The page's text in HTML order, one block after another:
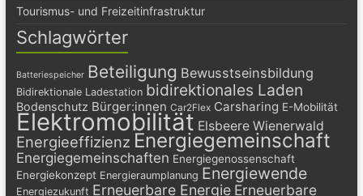
Tourismus- und Freizeitinfrastruktur
Schlagwörter
Batteriespeicher Beteiligung Bewusstseinsbildung
Bidirektionale Ladestation bidirektionales Laden
Bodenschutz Bürger:innen Car2Flex Carsharing E-Mobilität
Elektromobilität Elsbeere Wienerwald
Energieeffizienz Energiegemeinschaft
Energiegemeinschaften Energiegenossenschaft
Energiekonzept Energieraumplanung Energiewende
Energiezukunft Erneuerbare Energie Erneuerbare